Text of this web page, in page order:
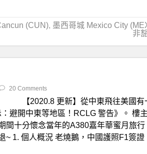
(CUN), 墨西哥城 Mexico City
非
20 Comments
【2020.8 更新】從中東飛往美國
避開中東等地區！RCLG 警告》。 樓
間十分懷念當年的A380嘉年華蜜月旅行
~ 1. 個人概況 老燒鵝，中國護照F1簽